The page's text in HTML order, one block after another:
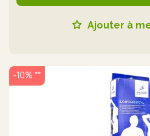
Ajouter à
-10% **